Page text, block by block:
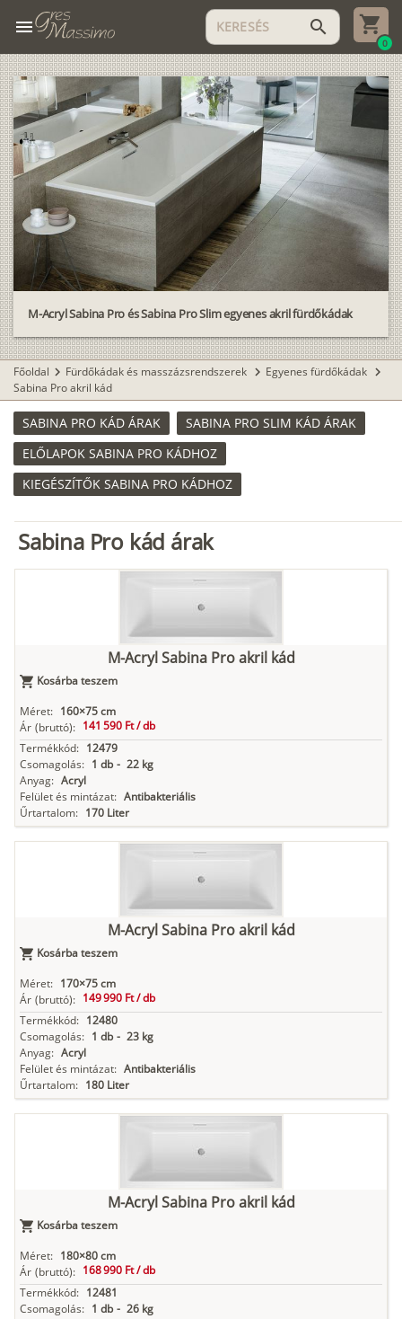
menu search
0
M-Acryl Sabina Pro és Sabina Pro Slim egyenes akril fürdőkádak
Főoldal chevron_right Fürdőkádak és masszázsrendszerek chevron_right Egyenes fürdőkádak chevron_right
Sabina Pro akril kád
SABINA PRO KÁD ÁRAK
SABINA PRO SLIM KÁD ÁRAK
ELŐLAPOK SABINA PRO KÁDHOZ
KIEGÉSZÍTŐK SABINA PRO KÁDHOZ
Sabina Pro kád árak
M-Acryl Sabina Pro akril kád
Kosárba teszem
Méret: 160×75 cm
Ár (bruttó): 141 590 Ft /db
Termékkód: 12479
Csomagolás: 1 db - 22 kg
Anyag: Acryl
Felület és mintázat: Antibakteriális
Űrtartalom: 170 Liter
M-Acryl Sabina Pro akril kád
Kosárba teszem
Méret: 170×75 cm
Ár (bruttó): 149 990 Ft /db
Termékkód: 12480
Csomagolás: 1 db - 23 kg
Anyag: Acryl
Felület és mintázat: Antibakteriális
Űrtartalom: 180 Liter
M-Acryl Sabina Pro akril kád
Kosárba teszem
Méret: 180×80 cm
Ár (bruttó): 168 990 Ft /db
Termékkód: 12481
Csomagolás: 1 db - 26 kg